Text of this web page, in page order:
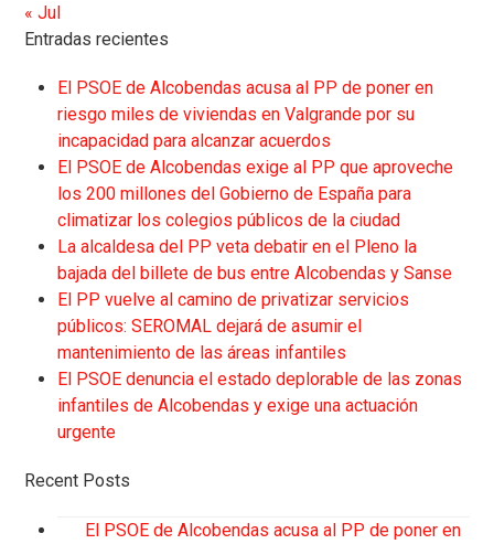
« Jul
Entradas recientes
El PSOE de Alcobendas acusa al PP de poner en
riesgo miles de viviendas en Valgrande por su
incapacidad para alcanzar acuerdos
El PSOE de Alcobendas exige al PP que aproveche
los 200 millones del Gobierno de España para
climatizar los colegios públicos de la ciudad
La alcaldesa del PP veta debatir en el Pleno la
bajada del billete de bus entre Alcobendas y Sanse
El PP vuelve al camino de privatizar servicios
públicos: SEROMAL dejará de asumir el
mantenimiento de las áreas infantiles
El PSOE denuncia el estado deplorable de las zonas
infantiles de Alcobendas y exige una actuación
urgente
Recent Posts
El PSOE de Alcobendas acusa al PP de poner en